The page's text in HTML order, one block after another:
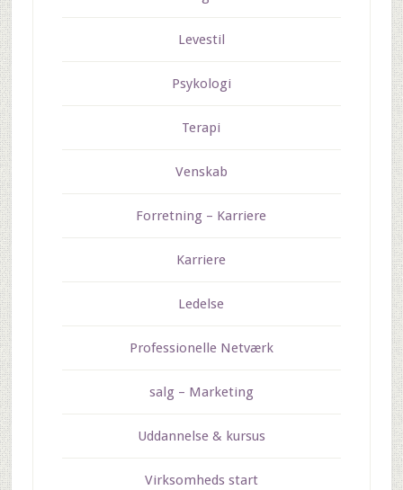
Levestil
Psykologi
Terapi
Venskab
Forretning – Karriere
Karriere
Ledelse
Professionelle Netværk
salg – Marketing
Uddannelse & kursus
Virksomheds start